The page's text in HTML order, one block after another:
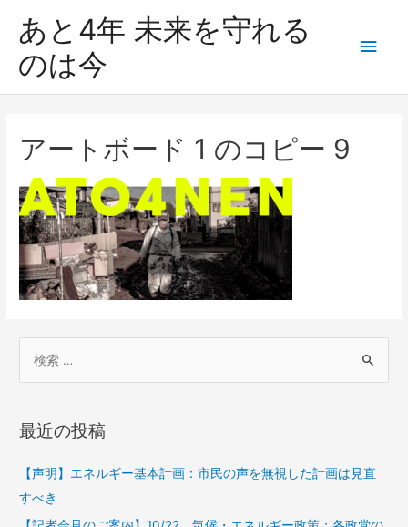
あと4年 未来を守れる
のは今
アートボード 1 のコピー 9
最近の投稿
【声明】エネルギー基本計画：市民の声を無視した計画は見直
すべき